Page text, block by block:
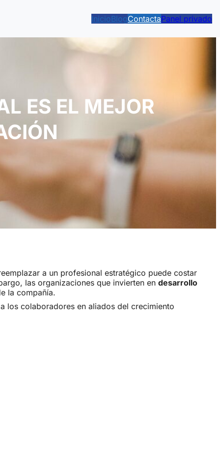
InicioBlogContactaPanel privado
ES EL MEJOR
a un profesional estratégico puede costar
las organizaciones que invierten en desarrollo
la compañía.
los colaboradores en aliados del crecimiento